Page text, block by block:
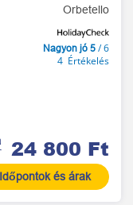
Orbetello
Nagyon jó 5 / 6
4 Értékelés
24 800 Ft
Időpontok és árak